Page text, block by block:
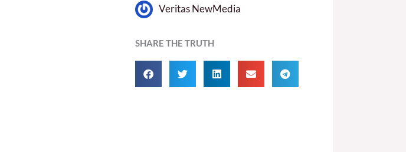
Veritas NewMedia
SHARE THE TRUTH